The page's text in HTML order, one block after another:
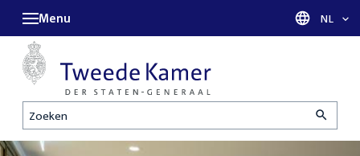
Zoeken
Menu Taal
NL